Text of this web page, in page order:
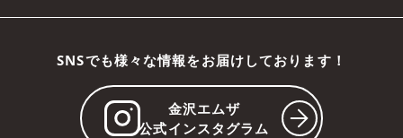
SNSでも様々な情報をお届けしております！
金沢エムザ
公式インスタグラム